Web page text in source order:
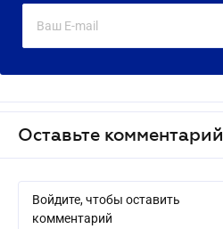
Оставьте комментарий
Войдите, чтобы оставить
комментарий